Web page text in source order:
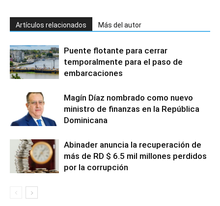
Artículos relacionados Más del autor
Puente flotante para cerrar
temporalmente para el paso de
embarcaciones
Magín Díaz nombrado como nuevo
ministro de finanzas en la República
Dominicana
Abinader anuncia la recuperación de
más de RD $ 6.5 mil millones perdidos
por la corrupción